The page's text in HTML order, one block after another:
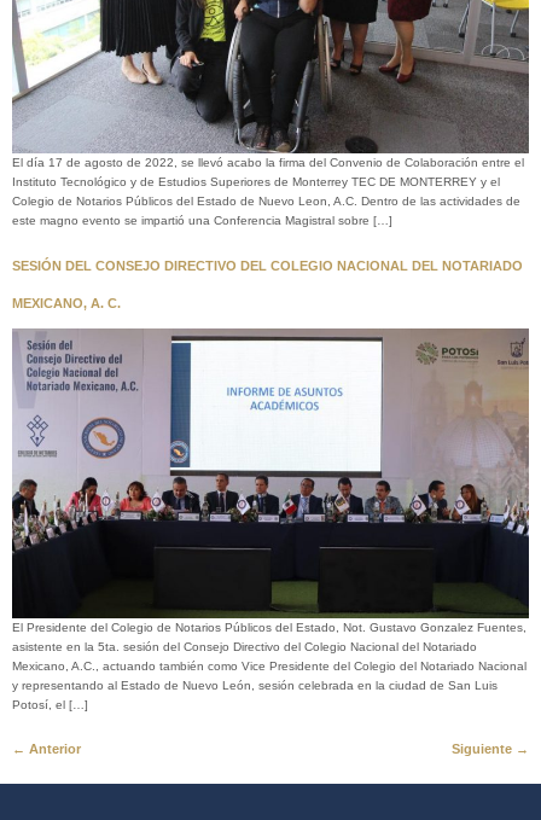
El día 17 de agosto de 2022, se llevó acabo la firma del Convenio de Colaboración entre el
Instituto Tecnológico y de Estudios Superiores de Monterrey TEC DE MONTERREY y el
Colegio de Notarios Públicos del Estado de Nuevo Leon, A.C. Dentro de las actividades de
este magno evento se impartió una Conferencia Magistral sobre […]
SESIÓN DEL CONSEJO DIRECTIVO DEL COLEGIO NACIONAL DEL NOTARIADO
MEXICANO, A. C.
El Presidente del Colegio de Notarios Públicos del Estado, Not. Gustavo Gonzalez Fuentes,
asistente en la 5ta. sesión del Consejo Directivo del Colegio Nacional del Notariado
Mexicano, A.C., actuando también como Vice Presidente del Colegio del Notariado Nacional
y representando al Estado de Nuevo León, sesión celebrada en la ciudad de San Luis
Potosí, el […]
← Anterior Siguiente →